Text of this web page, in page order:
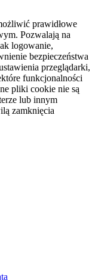
prawidłowe
Pozwalają na
logowanie,
bezpieczeństwa
przeglądarki,
funkcjonalności
pliki cookie nie są
lub innym
zamknięcia